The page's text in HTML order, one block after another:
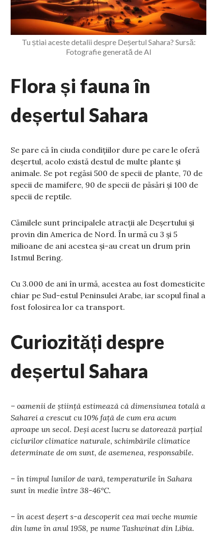
Tu știai aceste detalii despre Deșertul Sahara? Sursă:
Fotografie generată de AI
Flora și fauna în
deșertul Sahara
Se pare că în ciuda condițiilor dure pe care le oferă
deșertul, acolo există destul de multe plante și
animale. Se pot regăsi 500 de specii de plante, 70 de
specii de mamifere, 90 de specii de păsări și 100 de
specii de reptile.
Cămilele sunt principalele atracții ale Deșertului și
provin din America de Nord. În urmă cu 3 și 5
milioane de ani acestea și-au creat un drum prin
Istmul Bering.
Cu 3.000 de ani în urmă, acestea au fost domesticite
chiar pe Sud-estul Peninsulei Arabe, iar scopul final a
fost folosirea lor ca transport.
Curiozități despre
deșertul Sahara
– oamenii de știință estimează că dimensiunea totală a
Saharei a crescut cu 10% față de cum era acum
aproape un secol. Deși acest lucru se datorează parțial
ciclurilor climatice naturale, schimbările climatice
determinate de om sunt, de asemenea, responsabile.
– în timpul lunilor de vară, temperaturile în Sahara
sunt în medie între 38-46°C.
– în acest deșert s-a descoperit cea mai veche mumie
din lume în anul 1958, pe nume Tashwinat din Libia.